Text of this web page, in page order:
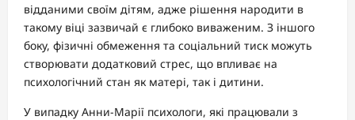
відданими своїм дітям, адже рішення народити в
такому віці зазвичай є глибоко виваженим. З іншого
боку, фізичні обмеження та соціальний тиск можуть
створювати додатковий стрес, що впливає на
психологічний стан як матері, так і дитини.
У випадку Анни-Марії психологи, які працювали з